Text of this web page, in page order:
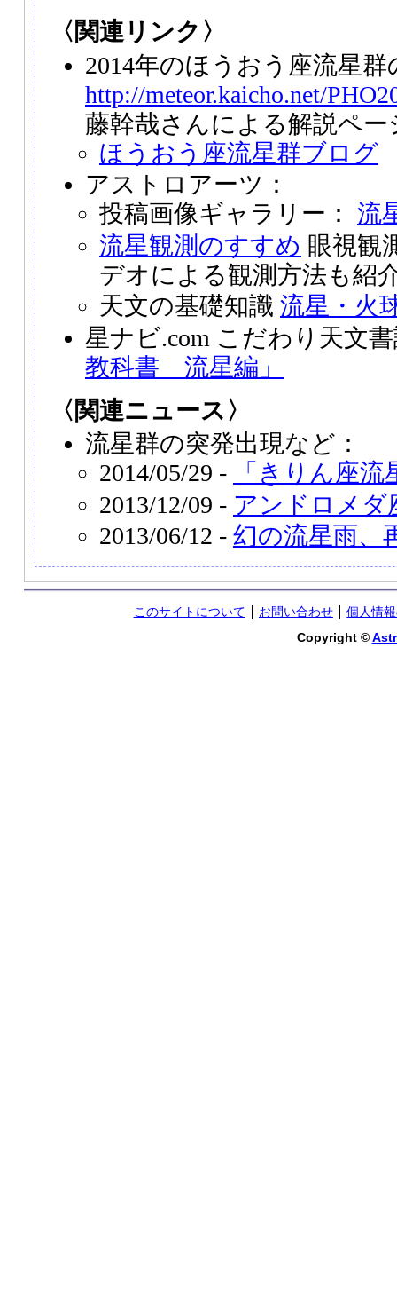
〈関連リンク〉
2014年のほうおう座流星群
http://meteor.kaicho.net/
藤幹哉さんによる解説ペー
ほうおう座流星群ブログ
アストロアーツ：
投稿画像ギャラリー： 流
流星観測のすすめ 眼視観
デオによる観測方法も紹
天文の基礎知識 流星・火
星ナビ.com こだわり天文
教科書 流星編」
〈関連ニュース〉
流星群の突発出現など：
2014/05/29 -
「きりん座
2013/12/09 - アンドロメダ
2013/06/12 - 幻の流星雨、
このサイトについて お問い合わせ
個人情
Copyright ©